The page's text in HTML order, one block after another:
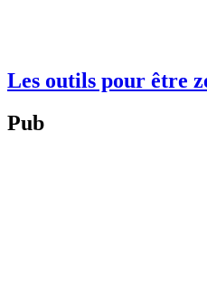
Les outils pour être
Pub